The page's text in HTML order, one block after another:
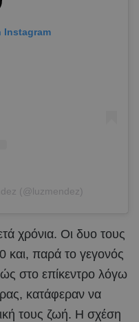
Instagram
(@luzmendez)
χρόνια. Οι δυο τους
και, παρά το γεγονός
στο επίκεντρο λόγω
κατάφεραν να
τους ζωή. Η σχέση